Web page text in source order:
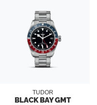
TUDOR
BLACK BAY GMT